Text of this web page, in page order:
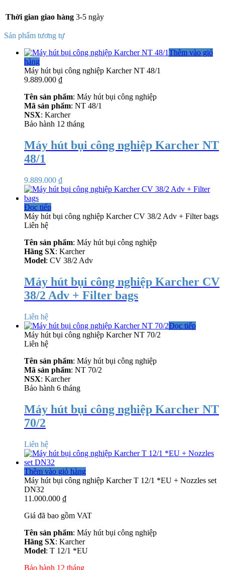
Thời gian giao hàng 3-5 ngày
Sản phẩm tương tự
Thêm vào giỏ
hàng
Máy hút bụi công nghiệp Karcher NT 48/1
9.889.000 ₫
Tên sản phẩm: Máy hút bụi công nghiệp
Mã sản phẩm: NT 48/1
NSX: Karcher
Bảo hành 12 tháng
Máy hút bụi công nghiệp Karcher NT
48/1
9.889.000 ₫
Đọc tiếp
Máy hút bụi công nghiệp Karcher CV 38/2 Adv + Filter bags
Liên hệ
Tên sản phẩm: Máy hút bụi công nghiệp
Hãng SX: Karcher
Model: CV 38/2 Adv
Máy hút bụi công nghiệp Karcher CV
38/2 Adv + Filter bags
Liên hệ
Đọc tiếp
Máy hút bụi công nghiệp Karcher NT 70/2
Liên hệ
Tên sản phẩm: Máy hút bụi công nghiệp
Mã sản phẩm: NT 70/2
NSX: Karcher
Bảo hành 6 tháng
Máy hút bụi công nghiệp Karcher NT
70/2
Liên hệ
Thêm vào giỏ hàng
Máy hút bụi công nghiệp Karcher T 12/1 *EU + Nozzles set
DN32
11.000.000 ₫
Giá đã bao gồm VAT
Tên sản phẩm: Máy hút bụi công nghiệp
Hãng SX: Karcher
Model: T 12/1 *EU
Bảo hành 12 tháng